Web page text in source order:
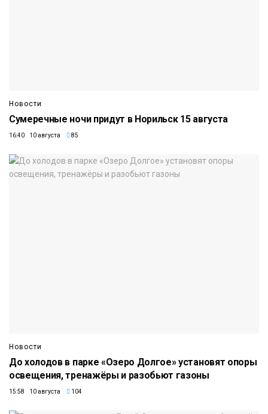
Новости
Сумеречные ночи придут в Норильск 15 августа
16:40 10 августа 85
Новости
До холодов в парке «Озеро Долгое» установят опоры
освещения, тренажёры и разобьют газоны
15:58 10 августа 104